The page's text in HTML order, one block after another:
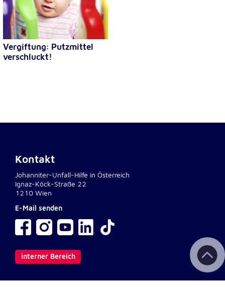
Vergiftung: Putzmittel
verschluckt!
Kontakt
Johanniter-Unfall-Hilfe in Österreich
Ignaz-Köck-Straße 22
1210 Wien
E-Mail senden
interner Bereich